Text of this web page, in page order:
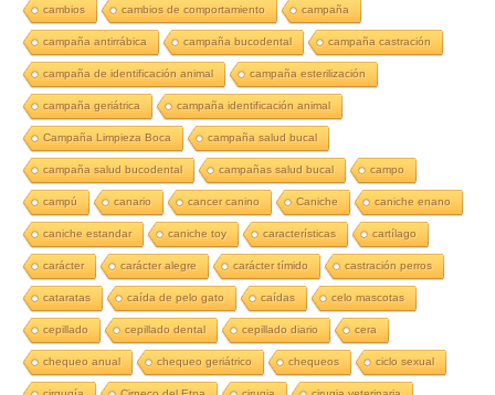
cambios cambios de comportamiento campaña
campaña antirrábica campaña bucodental campaña castración
campaña de identificación animal campaña esterilización
campaña geriátrica campaña identificación animal
Campaña Limpieza Boca campaña salud bucal
campaña salud bucodental campañas salud bucal campo
campú canario cancer canino Caniche caniche enano
caniche estandar caniche toy características cartílago
carácter carácter alegre carácter tímido castración perros
cataratas caída de pelo gato caídas celo mascotas
cepillado cepillado dental cepillado diario cera
chequeo anual chequeo geriátrico chequeos ciclo sexual